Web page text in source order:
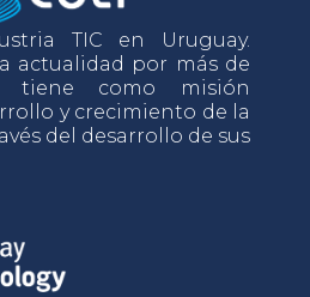
TIC en Uruguay.
actualidad por más de
tiene como misión
y crecimiento de la
del desarrollo de sus